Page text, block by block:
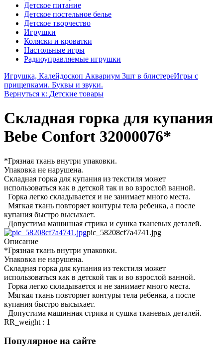
Детское питание
Детское постельное белье
Детское творчество
Игрушки
Коляски и кроватки
Настольные игры
Радиоуправляемые игрушки
Игрушка, Калейдоскоп Аквариум 3шт в блистереИгры с
прищепками. Буквы и звуки.
Вернуться к: Детские товары
Складная горка для купания
Bebe Confort 32000076*
*Грязная ткань внутри упаковки.
Упаковка не нарушена.
Складная горка для купания из текстиля может
использоваться как в детской так и во взрослой ванной.
Горка легко складывается и не занимает много места.
Мягкая ткань повторяет контуры тела ребенка, а после
купания быстро высыхает.
Допустима машинная стрика и сушка тканевых деталей.
pic_58208cf7a4741.jpg
Описание
*Грязная ткань внутри упаковки.
Упаковка не нарушена.
Складная горка для купания из текстиля может
использоваться как в детской так и во взрослой ванной.
Горка легко складывается и не занимает много места.
Мягкая ткань повторяет контуры тела ребенка, а после
купания быстро высыхает.
Допустима машинная стрика и сушка тканевых деталей.
RR_weight : 1
Популярное на сайте